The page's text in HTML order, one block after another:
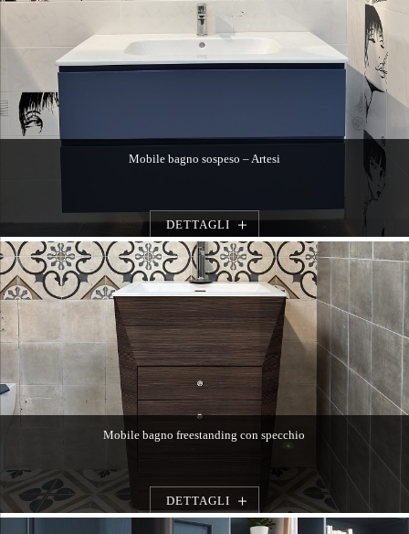
Mobile bagno sospeso – Artesi
DETTAGLI
Mobile bagno freestanding con specchio
DETTAGLI